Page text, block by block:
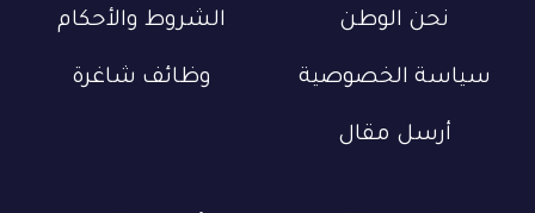
نحن الوطن الشروط والأحكام
سياسة الخصوصية وظائف شاغرة
أرسل مقال